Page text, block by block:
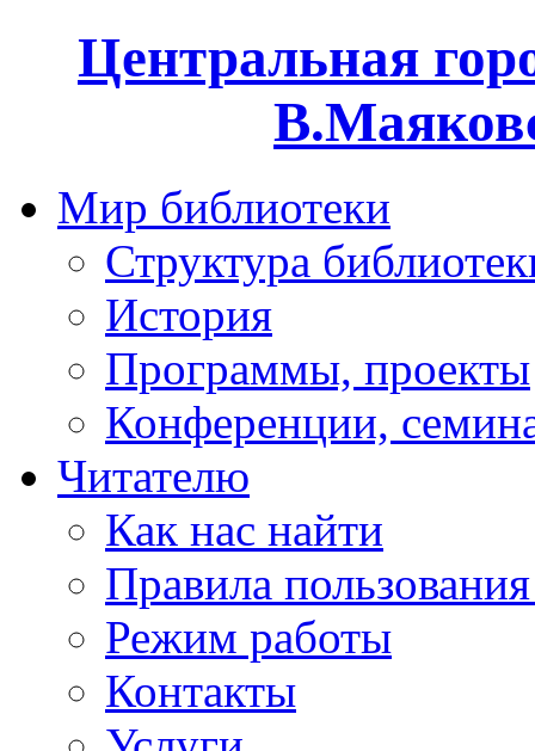
Центральная
Мир библиотеки
Структура
История
Программы, проекты
Конференции,
Читателю
Как нас найти
Правила
Режим работы
Контакты